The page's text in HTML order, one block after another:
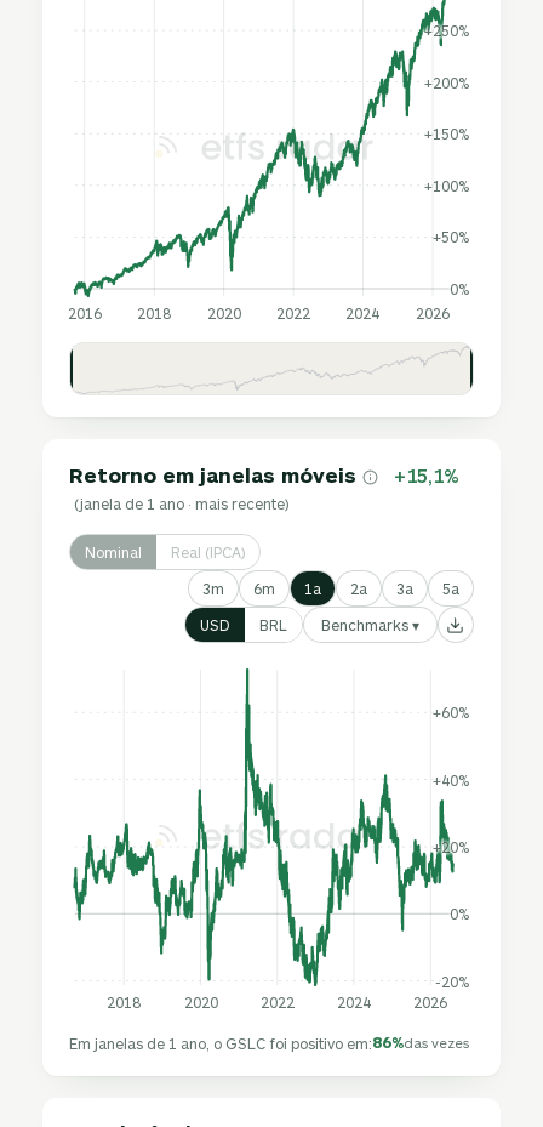
0%
+50%
+100%
+150%
+200%
+250%
2016 2018 2020 2022 2024 2026
Retorno em janelas móveis +15,1%
(janela de 1 ano · mais recente)
Nominal Real (IPCA)
3m 6m 1a 2a 3a 5a
USD BRL Benchmarks ▾
-20%
0%
+20%
+40%
+60%
2018 2020 2022 2024 2026
Em janelas de 1 ano, o GSLC foi positivo em:86%das vezes